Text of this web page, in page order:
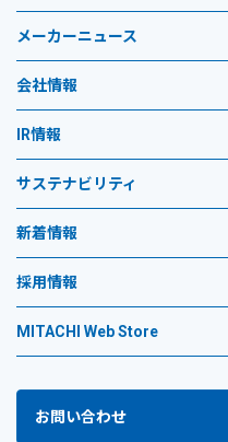
メーカーニュース
会社情報
IR情報
サステナビリティ
新着情報
採用情報
MITACHI Web Store
お問い合わせ